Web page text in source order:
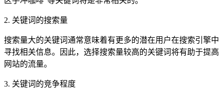
2. 关键词的搜索量
搜索量大的关键词通常意味着有更多的潜在用户在搜索引擎中
寻找相关信息。因此，选择搜索量较高的关键词将有助于提高
网站的流量。
3. 关键词的竞争程度